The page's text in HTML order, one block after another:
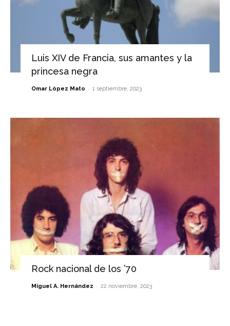
Luis XIV de Francia, sus amantes y la
princesa negra
Omar López Mato - 1 septiembre, 2023
Rock nacional de los ’70
Miguel A. Hernández - 22 noviembre, 2023